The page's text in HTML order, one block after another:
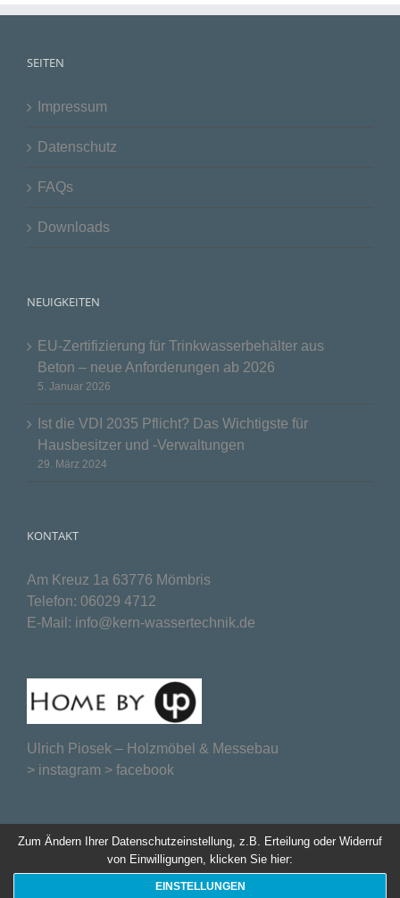
SEITEN
Impressum
Datenschutz
FAQs
Downloads
NEUIGKEITEN
EU-Zertifizierung für Trinkwasserbehälter aus
Beton – neue Anforderungen ab 2026
5. Januar 2026
Ist die VDI 2035 Pflicht? Das Wichtigste für
Hausbesitzer und -Verwaltungen
29. März 2024
KONTAKT
Am Kreuz 1a 63776 Mömbris
Telefon: 06029 4712
E-Mail: info@kern-wassertechnik.de
Ulrich Piosek – Holzmöbel & Messebau
> instagram > facebook
Website created bywebmarken.com
Zum Ändern Ihrer Datenschutzeinstellung, z.B. Erteilung oder Widerruf
von Einwilligungen, klicken Sie hier:
EINSTELLUNGEN